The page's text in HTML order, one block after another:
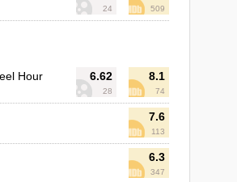
24 509
6.62
28
8.1
74
Hour
7.6
113
6.3
347